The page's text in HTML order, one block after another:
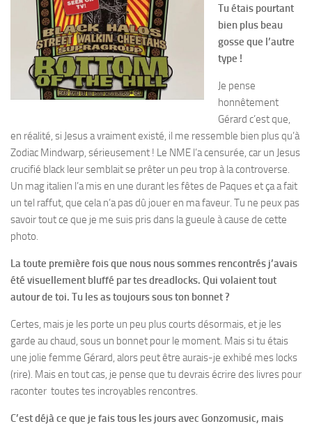
Tu étais pourtant
bien plus beau
gosse que l’autre
type !
Je pense
honnêtement
Gérard c’est que,
en réalité, si Jesus a vraiment existé, il me ressemble bien plus qu’à
Zodiac Mindwarp, sérieusement ! Le NME l’a censurée, car un Jesus
crucifié black leur semblait se prêter un peu trop à la controverse.
Un mag italien l’a mis en une durant les fêtes de Paques et ça a fait
un tel raffut, que cela n’a pas dû jouer en ma faveur. Tu ne peux pas
savoir tout ce que je me suis pris dans la gueule à cause de cette
photo.
La toute première fois que nous nous sommes rencontrés j’avais
été visuellement bluffé par tes dreadlocks. Qui volaient tout
autour de toi. Tu les as toujours sous ton bonnet ?
Certes, mais je les porte un peu plus courts désormais, et je les
garde au chaud, sous un bonnet pour le moment. Mais si tu étais
une jolie femme Gérard, alors peut être aurais-je exhibé mes locks
(rire). Mais en tout cas, je pense que tu devrais écrire des livres pour
raconter toutes tes incroyables rencontres.
C’est déjà ce que je fais tous les jours avec Gonzomusic, mais